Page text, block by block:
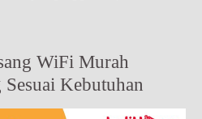
WiFi Murah
Kebutuhan